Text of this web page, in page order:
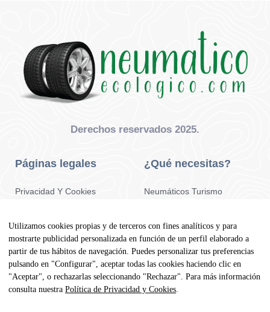
Derechos reservados 2025.
Páginas legales
Privacidad Y Cookies
Condiciones De Compra
Contacto
¿Qué necesitas?
Neumáticos Turismo
Neumáticos Agrícola
Dirección
Utilizamos cookies propias y de terceros con fines analíticos y para
mostrarte publicidad personalizada en función de un perfil elaborado a
partir de tus hábitos de navegación. Puedes personalizar tus preferencias
pulsando en "Configurar", aceptar todas las cookies haciendo clic en
"Aceptar", o rechazarlas seleccionando "Rechazar". Para más información
consulta nuestra Política de Privacidad y Cookies.